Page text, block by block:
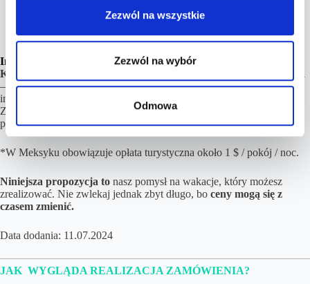
Zezwól na wszystkie
Zezwól na wybór
Odmowa
Wyndham Alltra Cancun All Inclusive Resort
Inne opcje noclegowe, wyżywienia i lokalizacje również dostępne
Każdą propozycję możemy modyfikować pod Twoje oczekiwania
– jeżeli np. kraj i termin Ci odpowiadają, ale preferujesz pobyt w
innym hotelu, na innej wyspie lub objazdówkę – żaden problem.
Zamów wówczas wybrany
Pakiet i przejdziemy do planowania
podróży na podstawie Twoich indywidualnych preferencji.
*W Meksyku obowiązuje opłata turystyczna około 1 $ / pokój / noc.
Niniejsza propozycja to nasz pomysł na wakacje, który możesz
zrealizować. Nie zwlekaj jednak zbyt długo, bo ceny mogą się z
czasem zmienić.
Data dodania: 11.07.2024
JAK WYGLĄDA REALIZACJA ZAMÓWIENIA?